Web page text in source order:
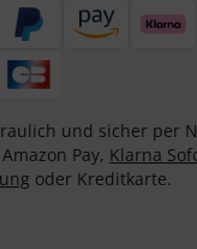
und sicher per
Pay, Klarna
oder Kreditkarte.